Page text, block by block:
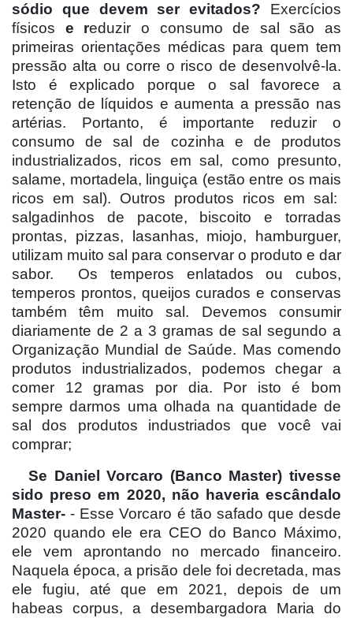
sódio que devem ser evitados? Exercícios
físicos e reduzir o consumo de sal são as
primeiras orientações médicas para quem tem
pressão alta ou corre o risco de desenvolvê-la.
Isto é explicado porque o sal favorece a
retenção de líquidos e aumenta a pressão nas
artérias. Portanto, é importante reduzir o
consumo de sal de cozinha e de produtos
industrializados, ricos em sal, como presunto,
salame, mortadela, linguiça (estão entre os mais
ricos em sal). Outros produtos ricos em sal:
salgadinhos de pacote, biscoito e torradas
prontas, pizzas, lasanhas, miojo, hamburguer,
utilizam muito sal para conservar o produto e dar
sabor.
Os temperos enlatados ou cubos,
temperos prontos, queijos curados e conservas
também têm muito sal. Devemos consumir
diariamente de 2 a 3 gramas de sal segundo a
Organização Mundial de Saúde. Mas comendo
produtos industrializados, podemos chegar a
comer 12 gramas por dia. Por isto é bom
sempre darmos uma olhada na quantidade de
sal dos produtos industriados que você vai
comprar;
Se Daniel Vorcaro (Banco Master) tivesse
sido preso em 2020, não haveria escândalo
Master- - Esse Vorcaro é tão safado que desde
2020 quando ele era CEO do Banco Máximo,
ele vem aprontando no mercado financeiro.
Naquela época, a prisão dele foi decretada, mas
ele fugiu, até que em 2021, depois de um
habeas corpus, a desembargadora Maria do